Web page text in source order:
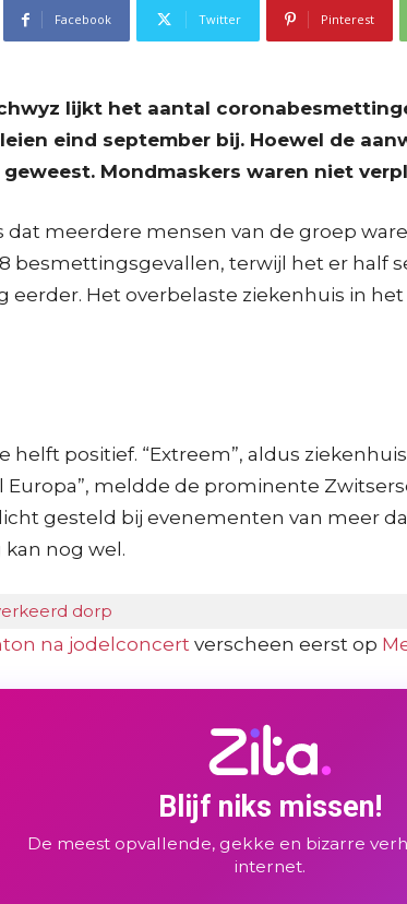
Facebook Twitter Pinterest
lijkt het aantal
eind september bij. Hoewel de
Mondmaskers waren niet
meerdere mensen van de groep
besmettingsgevallen, terwijl het er half
eerder. Het overbelaste ziekenhuis in
positief. “Extreem”, aldus
Europa”, meldde de prominente
gesteld bij evenementen van meer
nog wel.
dorp
na jodelconcert verscheen eerst op
Blijf niks missen!
De meest opvallende, gekke en bizarre
internet.